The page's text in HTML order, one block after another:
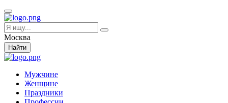
Москва
Найти
Мужчине
Женщине
Праздники